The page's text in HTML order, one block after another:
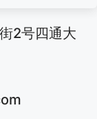
2号四通大